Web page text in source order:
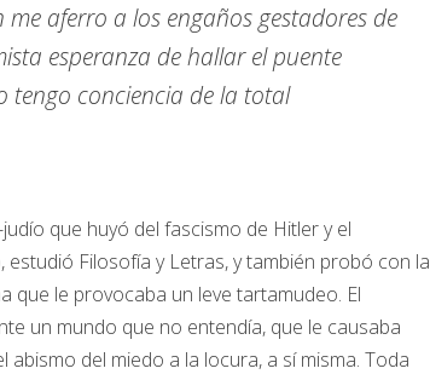
aferro a los engaños gestadores de
esperanza de hallar el puente
tengo conciencia de la total
que huyó del fascismo de Hitler y el
Filosofía y Letras, y también probó con la
que le provocaba un leve tartamudeo. El
un mundo que no entendía, que le causaba
del miedo a la locura, a sí misma. Toda